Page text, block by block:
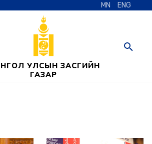
MN ENG
УЛСЫН ЗАСГИЙН
ГАЗАР